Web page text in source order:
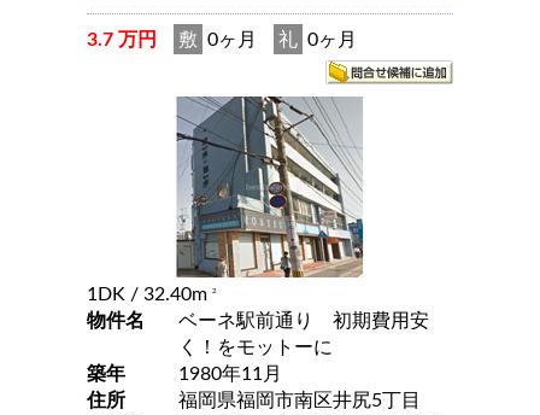
3.7 万円 敷 0ヶ月 礼 0ヶ月
1DK / 32.40m 2
物件名
ベーネ駅前通り 初期費用安
く！をモットーに
築年
1980年11月
住所
福岡県福岡市南区井尻5丁目